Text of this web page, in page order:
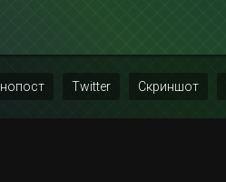
Twitter Скриншот